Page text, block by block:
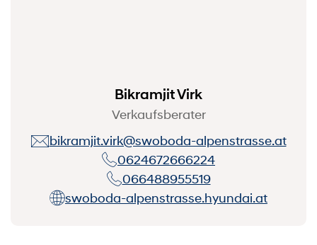
Bikramjit Virk
Verkaufsberater
bikramjit.virk@swoboda-alpenstrasse.at
0624672666224
066488955519
swoboda-alpenstrasse.hyundai.at